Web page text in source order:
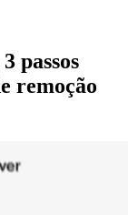
passos
remoção